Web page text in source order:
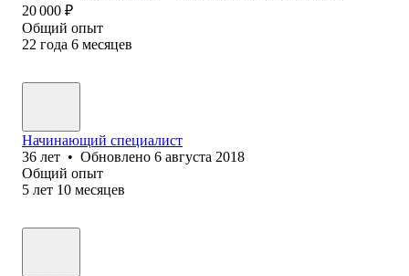
20 000 ₽
Общий опыт
22 года 6 месяцев
Начинающий специалист
36 лет • Обновлено 6 августа 2018
Общий опыт
5 лет 10 месяцев